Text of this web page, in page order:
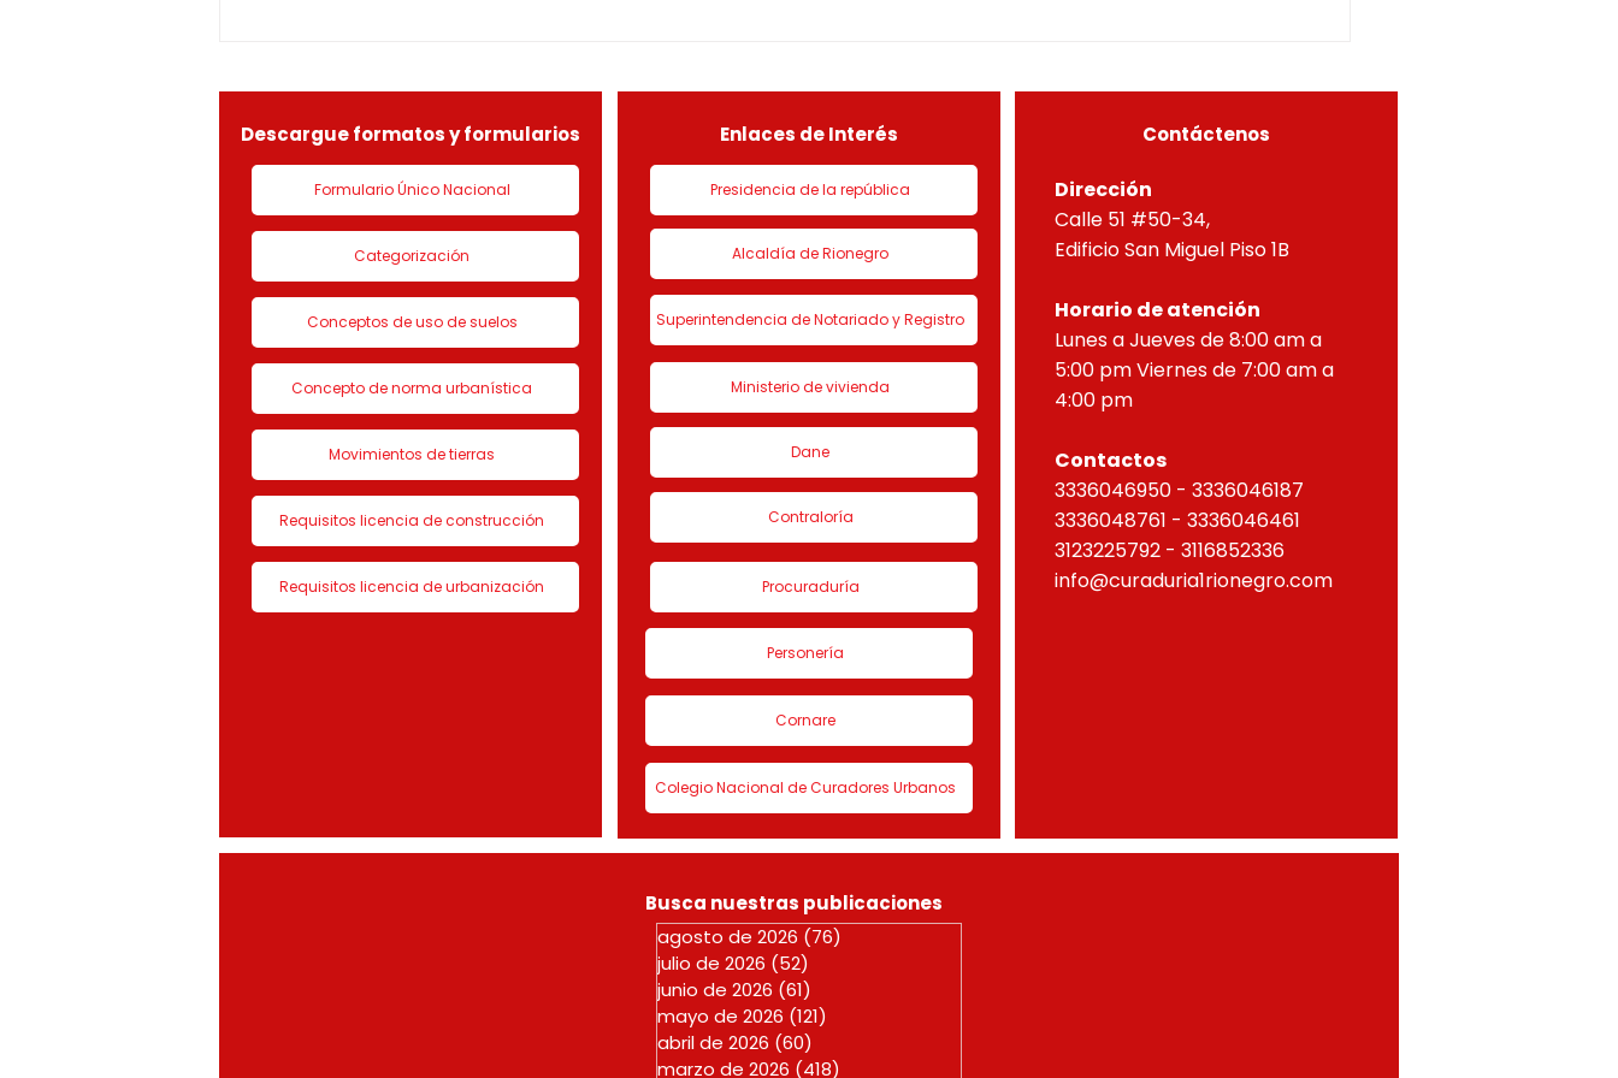
LICENCIA DE CON
de urbanización 1 denominado
HORIZONTAL, correspondien
Descargue formatos y formularios
Formulario Único Nacional
Categorización
Conceptos de uso de suelos
Concepto de norma urbanística
Movimientos de tierras
Requisitos licencia de construcción
Requisitos licencia de urbanización
Enlaces de Interés
Presidencia de la república
Alcaldía de Rionegro
Superintendencia de Notariado y Registro
Ministerio de vivienda
Dane
Contraloría
Procuraduría
Personería
Cornare
Colegio Nacional de Curadores Urbanos
Contáctenos
Dirección
Calle 51 #50-34,
Edificio San Miguel Piso 1B
Horario de atención
Lunes a Jueves de 8:00 am a
5:00 pm Viernes de 7:00 am a
4:00 pm
Contactos
3336046950 - 3336046187
3336048761 - 3336046461
3123225792 - 3116852336
info@curaduria1rionegro.com
Busca nuestras publicaciones
agosto de 2026 (76)
julio de 2026 (52)
junio de 2026 (61)
mayo de 2026 (121)
abril de 2026 (60)
marzo de 2026 (418)